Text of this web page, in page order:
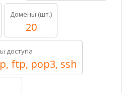
Домены (шт.)
20
доступа
ftp, pop3, ssh